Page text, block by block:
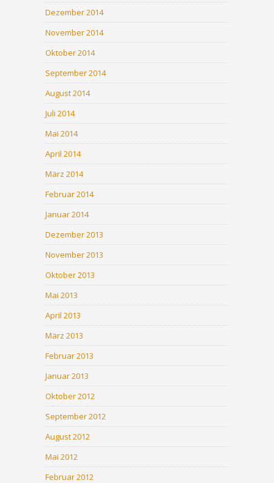
Dezember 2014
November 2014
Oktober 2014
September 2014
August 2014
Juli 2014
Mai 2014
April 2014
März 2014
Februar 2014
Januar 2014
Dezember 2013
November 2013
Oktober 2013
Mai 2013
April 2013
März 2013
Februar 2013
Januar 2013
Oktober 2012
September 2012
August 2012
Mai 2012
Februar 2012